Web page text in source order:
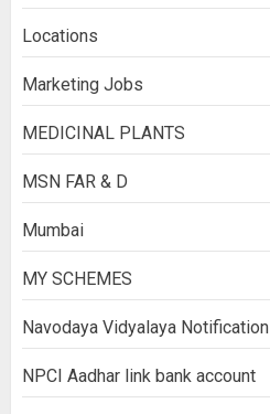
Locations
Marketing Jobs
MEDICINAL PLANTS
MSN FAR & D
Mumbai
MY SCHEMES
Navodaya Vidyalaya Notification
NPCI Aadhar link bank account